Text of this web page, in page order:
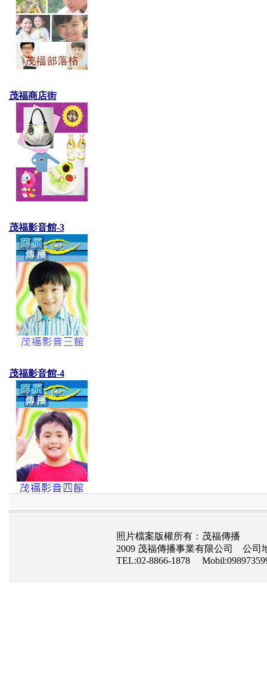
茂福商店街
茂福影音館-3
茂福影音館-4
照片檔案版權所有：茂福傳播
2009 茂福傳播事業有限公司 公司
TEL:02-8866-1878